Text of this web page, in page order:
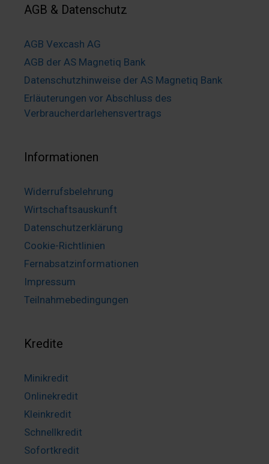
AGB & Datenschutz
AGB Vexcash AG
AGB der AS Magnetiq Bank
Datenschutzhinweise der AS Magnetiq Bank
Erläuterungen vor Abschluss des
Verbraucherdarlehensvertrags
Informationen
Widerrufsbelehrung
Wirtschaftsauskunft
Datenschutzerklärung
Cookie-Richtlinien
Fernabsatzinformationen
Impressum
Teilnahmebedingungen
Kredite
Minikredit
Onlinekredit
Kleinkredit
Schnellkredit
Sofortkredit